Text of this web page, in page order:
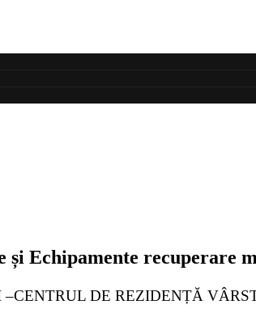
și Echipamente recuperare
–CENTRUL DE REZIDENȚĂ